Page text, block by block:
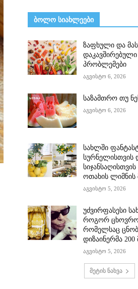
ᲑᲝᲚᲝ ᲡᲘᲐᲮᲚᲔᲔᲑᲘ
ზაფხული და
დაკავშირებული
პრობლემები
აგვისტო 6, 2026
საზამთრო თუ
აგვისტო 6, 2026
სახლში
სურნელისთვის
ოთახის
აგვისტო 5, 2026
უძვირფასესი
როგორ
რომელსაც
დიზაინერმა
აგვისტო 5, 2026
მეტის ნახვა